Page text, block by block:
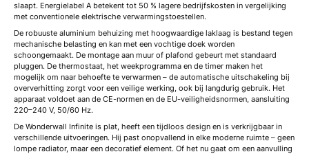
slaapt. Energielabel A betekent tot 50 % lagere bedrijfskosten in vergelijking
met conventionele elektrische verwarmingstoestellen.
De robuuste aluminium behuizing met hoogwaardige laklaag is bestand tegen
mechanische belasting en kan met een vochtige doek worden
schoongemaakt. De montage aan muur of plafond gebeurt met standaard
pluggen. De thermostaat, het weekprogramma en de timer maken het
mogelijk om naar behoefte te verwarmen – de automatische uitschakeling bij
oververhitting zorgt voor een veilige werking, ook bij langdurig gebruik. Het
apparaat voldoet aan de CE-normen en de EU-veiligheidsnormen, aansluiting
220–240 V, 50/60 Hz.
De Wonderwall Infinite is plat, heeft een tijdloos design en is verkrijgbaar in
verschillende uitvoeringen. Hij past onopvallend in elke moderne ruimte – geen
lompe radiator, maar een decoratief element. Of het nu gaat om een aanvulling